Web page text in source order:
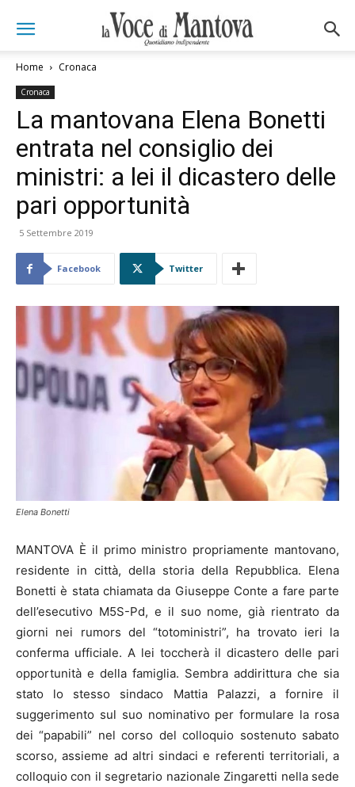
Home Cronaca
Cronaca
La mantovana Elena Bonetti
entrata nel consiglio dei
ministri: a lei il dicastero delle
pari opportunità
5 Settembre 2019
Facebook Twitter
Elena Bonetti
MANTOVA È il primo ministro propriamente mantovano,
residente in città, della storia della Repubblica. Elena
Bonetti è stata chiamata da Giuseppe Conte a fare parte
dell’esecutivo M5S-Pd, e il suo nome, già rientrato da
giorni nei rumors del “totoministri”, ha trovato ieri la
conferma ufficiale. A lei toccherà il dicastero delle pari
opportunità e della famiglia. Sembra addirittura che sia
stato lo stesso sindaco Mattia Palazzi, a fornire il
suggerimento sul suo nominativo per formulare la rosa
dei “papabili” nel corso del colloquio sostenuto sabato
scorso, assieme ad altri sindaci e referenti territoriali, a
colloquio con il segretario nazionale Zingaretti nella sede